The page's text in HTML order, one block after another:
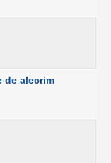
de alecrim